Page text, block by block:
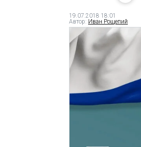
19.07.2018 18:01
Автор: Иван Рощепий